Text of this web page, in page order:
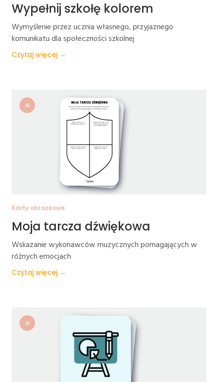
Wypełnij szkołę kolorem
Wymyślenie przez ucznia własnego, przyjaznego
komunikatu dla społeczności szkolnej
Czytaj więcej →
M
Karty obrazkowe
Moja tarcza dźwiękowa
Wskazanie wykonawców muzycznych pomagających w
różnych emocjach
Czytaj więcej →
M